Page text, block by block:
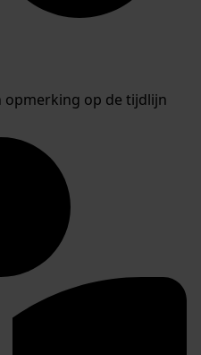
opmerking op de tijdlijn